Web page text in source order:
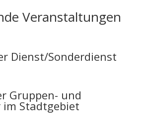
Veranstaltungen
Dienst/Sonderdienst
Gruppen- und
Stadtgebiet